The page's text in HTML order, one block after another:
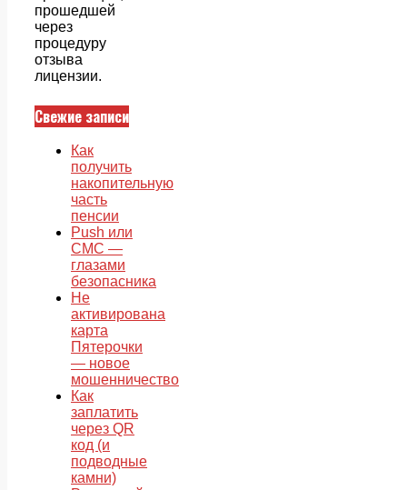
прошедшей
через
процедуру
отзыва
лицензии.
Свежие записи
Как
получить
накопительную
часть
пенсии
Push или
СМС —
глазами
безопасника
Не
активирована
карта
Пятерочки
— новое
мошенничество
Как
заплатить
через QR
код (и
подводные
камни)